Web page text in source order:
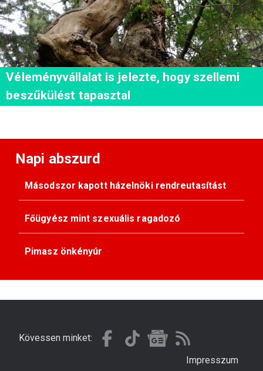
Véleményvállalat is jelezte, hogy szellemi
beszűkülést tapasztal
Napi abszurd
Másodszor kapott házelnöki rendreutasítást
Főügyész mint szexuális ragadozó
Pimasz önkényúr
Kövessen minket:
Impresszum